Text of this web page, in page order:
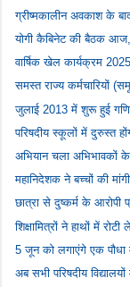
ग्रीष्मकालीन अवकाश के
योगी कैबिनेट की बैठक
वार्षिक खेल कार्यक्रम
समस्त राज्य कर्मचारियों
जुलाई 2013 में शुरू हुई गणित
परिषदीय स्कूलों में दुरुस्त
अभियान चला अभिभावकों
महानिदेशक ने बच्चों की
छात्रा से दुष्कर्म के आरोपी
शिक्षामित्रों ने हाथों में
5 जून को लगाएंगे एक पौधा
अब सभी परिषदीय विद्यालयों